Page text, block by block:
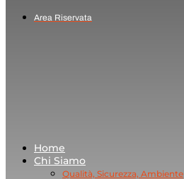
Area Riservata
Home
Chi Siamo
Qualità, Sicurezza, Ambiente